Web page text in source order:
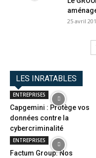
25 avril
LES INRATABLES
ENTREPRISES
Capgemini : Protège vos
données contre la
cybercriminalité
ENTREPRISES
Factum Group: Nos